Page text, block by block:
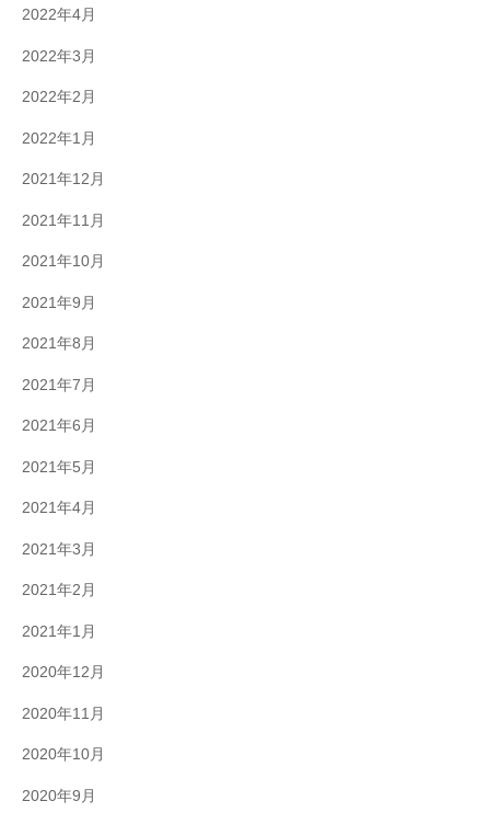
2022年4月
2022年3月
2022年2月
2022年1月
2021年12月
2021年11月
2021年10月
2021年9月
2021年8月
2021年7月
2021年6月
2021年5月
2021年4月
2021年3月
2021年2月
2021年1月
2020年12月
2020年11月
2020年10月
2020年9月